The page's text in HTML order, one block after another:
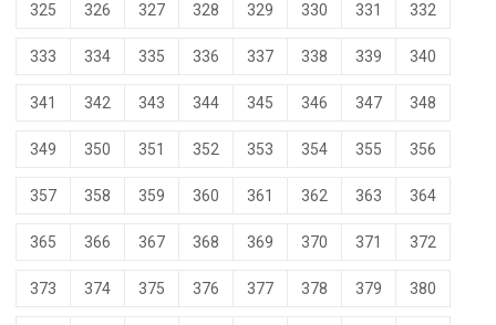
325 326 327 328 329 330 331 332
333 334 335 336 337 338 339 340
341 342 343 344 345 346 347 348
349 350 351 352 353 354 355 356
357 358 359 360 361 362 363 364
365 366 367 368 369 370 371 372
373 374 375 376 377 378 379 380